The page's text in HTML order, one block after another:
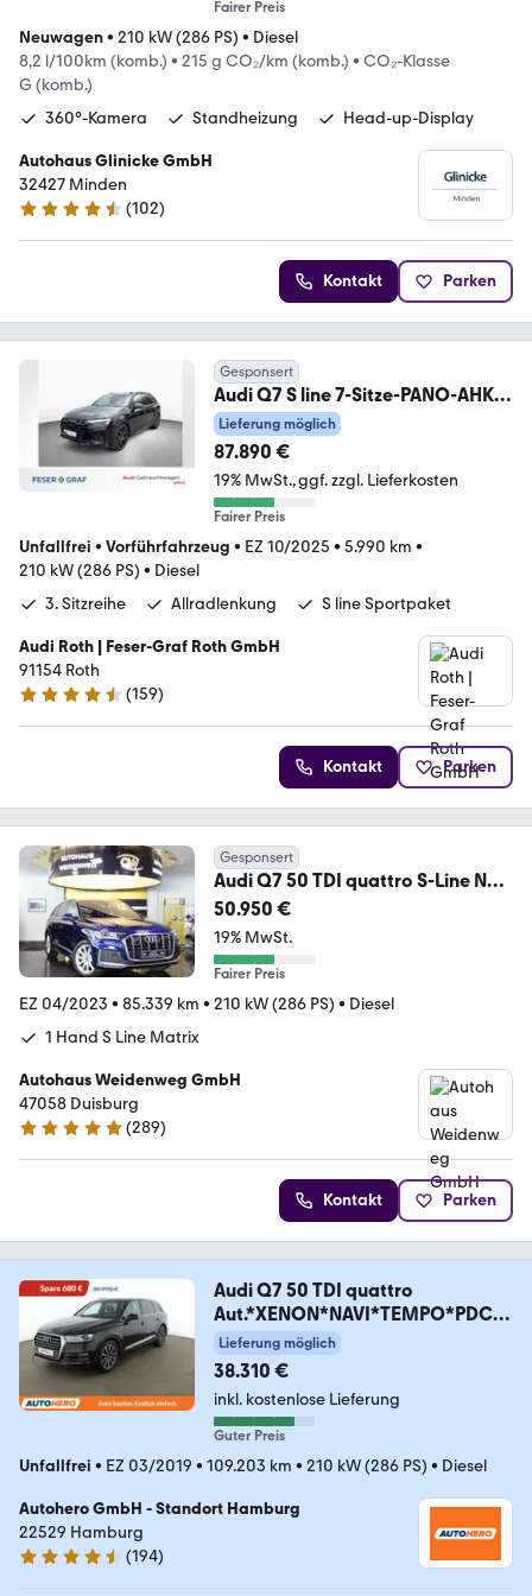
Fairer Preis
Neuwagen• 210 kW (286 PS) • Diesel
8,2 l/100km (komb.) • 215 g CO₂/km (komb.) • CO₂-Klasse
G (komb.)
360°-Kamera
Standheizung Head-up-Display
Autohaus Glinicke GmbH
32427 Minden
4.3 Sterne
(102)
Kontakt Parken
Gesponsert
Audi Q7 S line 7-Sitze-PANO-AHK-
HEAD-UP-Std.Heiz.-B&O
Lieferung möglich
87.890 €
19% MwSt. ggf. zzgl. Lieferkosten
Fairer Preis
Unfallfrei • Vorführfahrzeug • EZ 10/2025 • 5.990 km •
210 kW (286 PS) • Diesel
3. Sitzreihe
Allradlenkung S line Sportpaket
Audi Roth | Feser-Graf Roth GmbH
91154 Roth
4.6 Sterne
(159)
Kontakt Parken
Gesponsert
Audi Q7 50 TDI quattro S-Line Navi
Leder Cam AHK SHZ
50.950 €
19% MwSt.
Fairer Preis
EZ 04/2023 • 85.339 km • 210 kW (286 PS) • Diesel
1 Hand S Line Matrix
Autohaus Weidenweg GmbH
47058 Duisburg
4.8 Sterne
(289)
Kontakt Parken
Audi Q7 50 TDI quattro
Aut.*XENON*NAVI*TEMPO*PDC*S
HZ*
Lieferung möglich
38.310 €
inkl. kostenlose Lieferung
Guter Preis
Unfallfrei • EZ 03/2019 • 109.203 km • 210 kW (286 PS) • Diesel
Autohero GmbH - Standort Hamburg
22529 Hamburg
4.6 Sterne
(194)